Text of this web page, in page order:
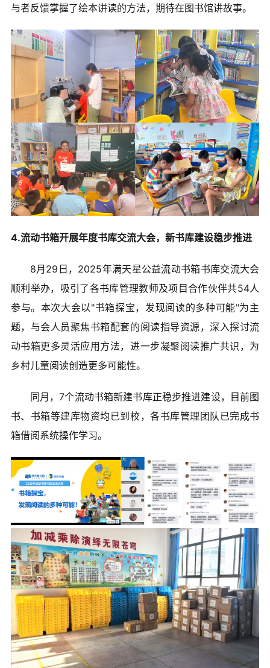
与者反馈掌握了绘本讲读的方法，期待在图书馆讲故事。
4.流动书箱开展年度书库交流大会，新书库建设稳步推进
8月29日，2025年满天星公益流动书箱书库交流大会
顺利举办，吸引了各书库管理教师及项目合作伙伴共54人
参与。本次大会以"书箱探宝，发现阅读的多种可能"为主
题，与会人员聚焦书箱配套的阅读指导资源，深入探讨流
动书箱更多灵活应用方法，进一步凝聚阅读推广共识，为
乡村儿童阅读创造更多可能性。
同月，7个流动书箱新建书库正稳步推进建设，目前图
书、书箱等建库物资均已到校，各书库管理团队已完成书
箱借阅系统操作学习。